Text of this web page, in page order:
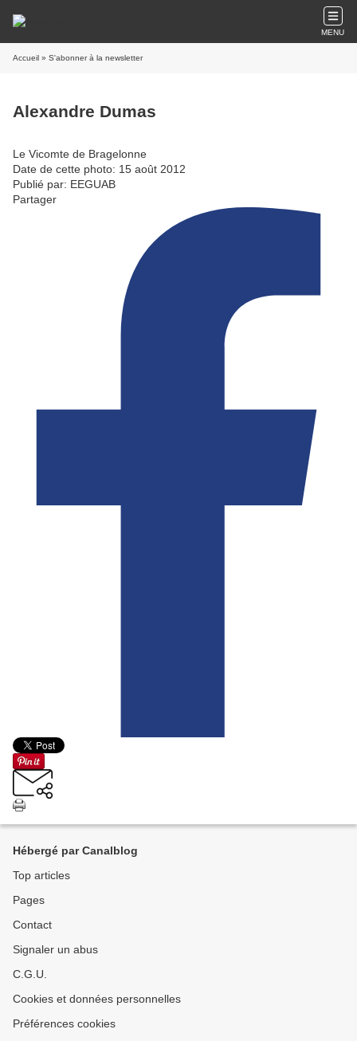
MENU
Accueil » S'abonner à la newsletter
Alexandre Dumas
Le Vicomte de Bragelonne
Date de cette photo: 15 août 2012
Publié par: EEGUAB
Partager
Hébergé par Canalblog
Top articles
Pages
Contact
Signaler un abus
C.G.U.
Cookies et données personnelles
Préférences cookies